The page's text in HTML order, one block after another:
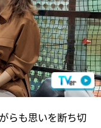
らも思いを断ち切